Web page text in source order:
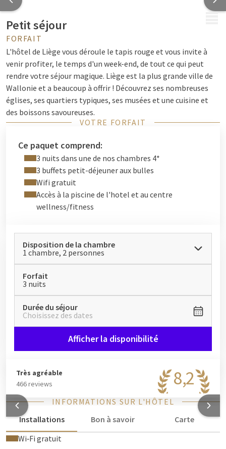
Petit séjour
FORFAIT
L'hôtel de Liège vous déroule le tapis rouge et vous invite à
venir profiter, le temps d'un week-end, de tout ce qui peut
rendre votre séjour magique. Liège est la plus grande ville de
Wallonie et a beaucoup à offrir ! Découvrez ses nombreuses
églises, ses quartiers typiques, ses musées et une cuisine et
des boissons savoureuses.
réservez un mini-séjour dans le magnifique cadre verdoyant de
la Belgique. Vous séjournerez 3 nuits (petit-déjeuner compris)
dans une chambre standard.
VOTRE FORFAIT
Ce paquet comprend:
3 nuits dans une de nos chambres 4*
3 buffets petit-déjeuner aux bulles
Wifi gratuit
Accès à la piscine de l'hotel et au centre
wellness/fitness
Disposition de la chambre
1 chambre, 2 personnes
Forfait
3 nuits
Durée du séjour
Choisissez des dates
Afficher la disponibilité
8,2
Très agréable
466 reviews
INFORMATIONS SUR L'HÔTEL
Installations
Bon à savoir
Carte
Wi‑Fi gratuit